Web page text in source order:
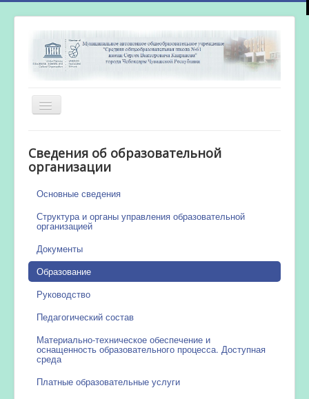
Включить/
выключить
Новости
Сведения об образовательной
организации
Основные сведения
Структура и органы управления образовательной
организацией
Документы
Образование
Руководство
Педагогический состав
Материально-техническое обеспечение и
оснащенность образовательного процесса. Доступная
среда
Платные образовательные услуги